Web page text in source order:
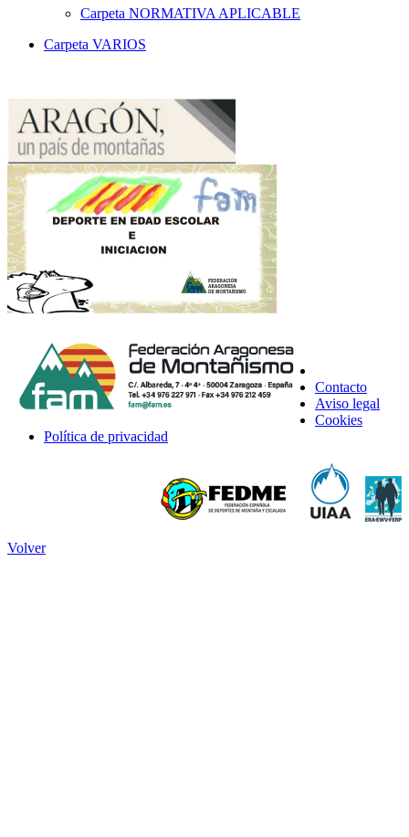
Carpeta NORMATIVA APLICABLE
Carpeta VARIOS
Contacto
Aviso legal
Cookies
Política de privacidad
Volver